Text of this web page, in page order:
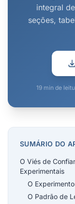
integral
seções,
19 min de
SUMÁRIO DO
O Viés de
Experimentais
O
O Padrão de